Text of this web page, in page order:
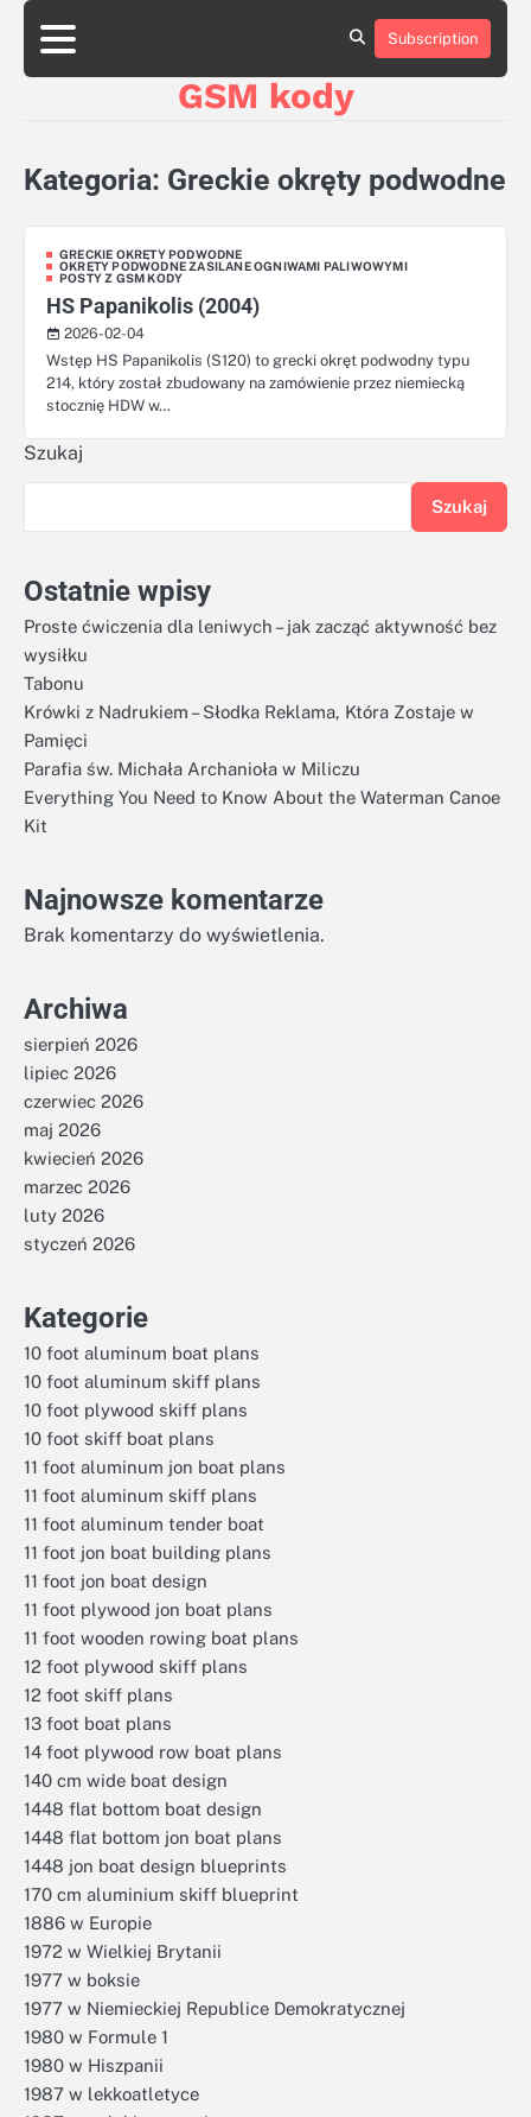
Skip
content
aluminumboatplans.com
dobra-
plywoodboatplans.com
ujednoznaczniające
aluminumboatplans.com
dobra-
plywoodboatplans.com
ujednoznaczniające
Kontakt
Kontakt
Subscription
GSM kody
Kategoria: Greckie okręty podwodne
GRECKIE OKRĘTY PODWODNE
OKRĘTY PODWODNE ZASILANE OGNIWAMI PALIWOWYMI
POSTY Z GSM KODY
HS Papanikolis (2004)
2026-02-04
Wstęp HS Papanikolis (S120) to grecki okręt podwodny typu
214, który został zbudowany na zamówienie przez niemiecką
stocznię HDW w…
Szukaj
Szukaj
Ostatnie wpisy
Proste ćwiczenia dla leniwych – jak zacząć aktywność bez
wysiłku
Tabonu
Krówki z Nadrukiem – Słodka Reklama, Która Zostaje w
Pamięci
Parafia św. Michała Archanioła w Miliczu
Everything You Need to Know About the Waterman Canoe
Kit
Najnowsze komentarze
Brak komentarzy do wyświetlenia.
Archiwa
sierpień 2026
lipiec 2026
czerwiec 2026
maj 2026
kwiecień 2026
marzec 2026
luty 2026
styczeń 2026
Kategorie
10 foot aluminum boat plans
10 foot aluminum skiff plans
10 foot plywood skiff plans
10 foot skiff boat plans
11 foot aluminum jon boat plans
11 foot aluminum skiff plans
11 foot aluminum tender boat
11 foot jon boat building plans
11 foot jon boat design
11 foot plywood jon boat plans
11 foot wooden rowing boat plans
12 foot plywood skiff plans
12 foot skiff plans
13 foot boat plans
14 foot plywood row boat plans
140 cm wide boat design
1448 flat bottom boat design
1448 flat bottom jon boat plans
1448 jon boat design blueprints
170 cm aluminium skiff blueprint
1886 w Europie
1972 w Wielkiej Brytanii
1977 w boksie
1977 w Niemieckiej Republice Demokratycznej
1980 w Formule 1
1980 w Hiszpanii
1987 w lekkoatletyce